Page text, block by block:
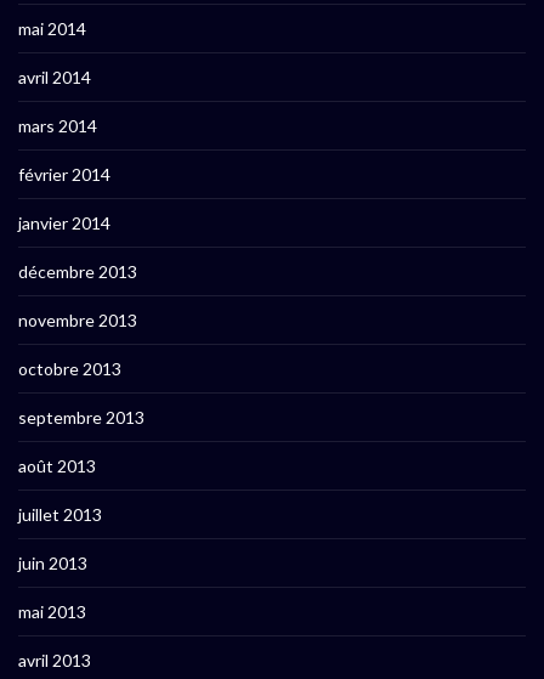
mai 2014
avril 2014
mars 2014
février 2014
janvier 2014
décembre 2013
novembre 2013
octobre 2013
septembre 2013
août 2013
juillet 2013
juin 2013
mai 2013
avril 2013